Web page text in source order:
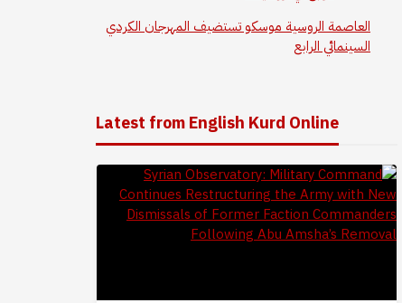
العاصمة الروسية موسكو تستضيف المهرجان الكردي
السينمائي الرابع
Latest from English Kurd Online